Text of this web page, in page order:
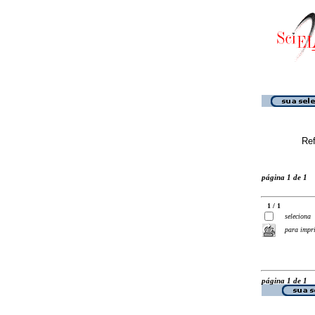
página 1 de 1
1 / 1
seleciona
para
página 1 de 1